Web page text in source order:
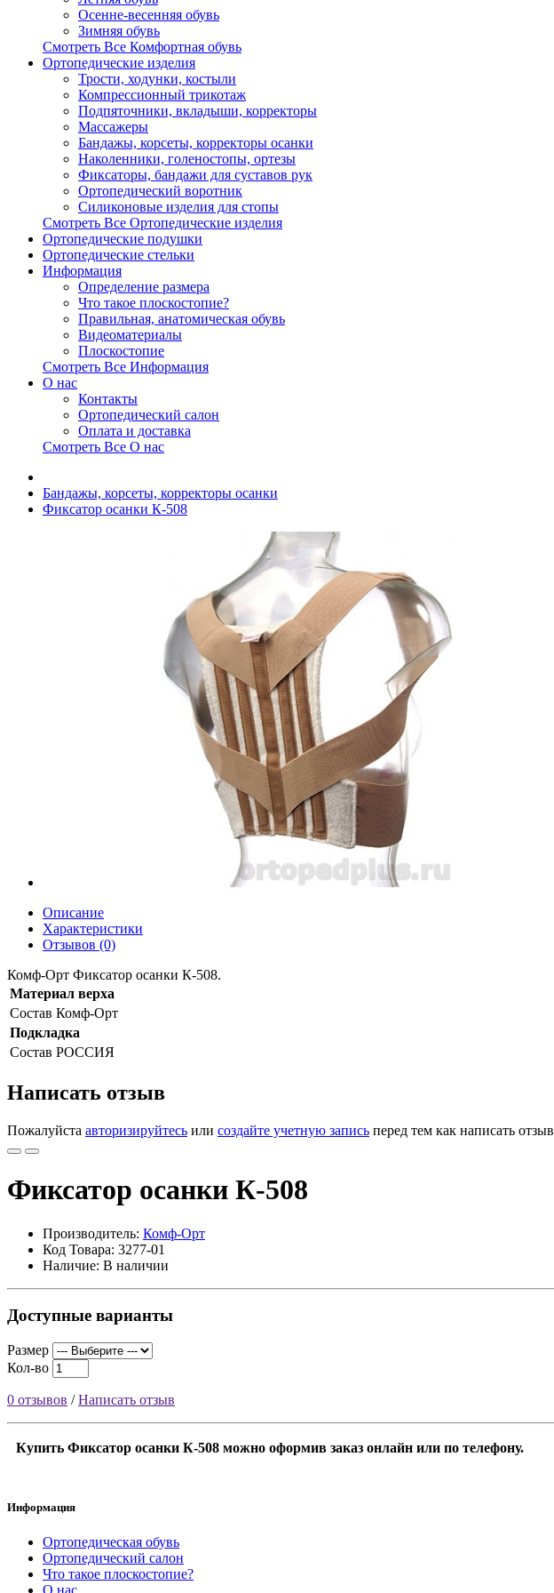
Осенне-весенняя обувь
Зимняя обувь
Смотреть Все Комфортная обувь
Ортопедические изделия
Трости, ходунки, костыли
Компрессионный трикотаж
Подпяточники, вкладыши, корректоры
Массажеры
Бандажы, корсеты, корректоры осанки
Наколенники, голеностопы, ортезы
Фиксаторы, бандажи для суставов рук
Ортопедический воротник
Силиконовые изделия для стопы
Смотреть Все Ортопедические изделия
Ортопедические подушки
Ортопедические стельки
Информация
Определение размера
Что такое плоскостопие?
Правильная, анатомическая обувь
Видеоматериалы
Плоскостопие
Смотреть Все Информация
О нас
Контакты
Ортопедический салон
Оплата и доставка
Смотреть Все О нас
Бандажы, корсеты, корректоры осанки
Фиксатор осанки К-508
Описание
Характеристики
Отзывов (0)
Комф-Орт Фиксатор осанки К-508.
Материал верха
Состав Комф-Орт
Подкладка
Состав РОССИЯ
Написать отзыв
Пожалуйста авторизируйтесь или создайте учетную запись перед тем как написать отзыв
Фиксатор осанки К-508
Производитель: Комф-Орт
Код Товара: 3277-01
Наличие: В наличии
Доступные варианты
Размер
Кол-во
0 отзывов /Написать отзыв
Купить Фиксатор осанки К-508 можно оформив заказ онлайн или по телефону.
Информация
Ортопедическая обувь
Ортопедический салон
Что такое плоскостопие?